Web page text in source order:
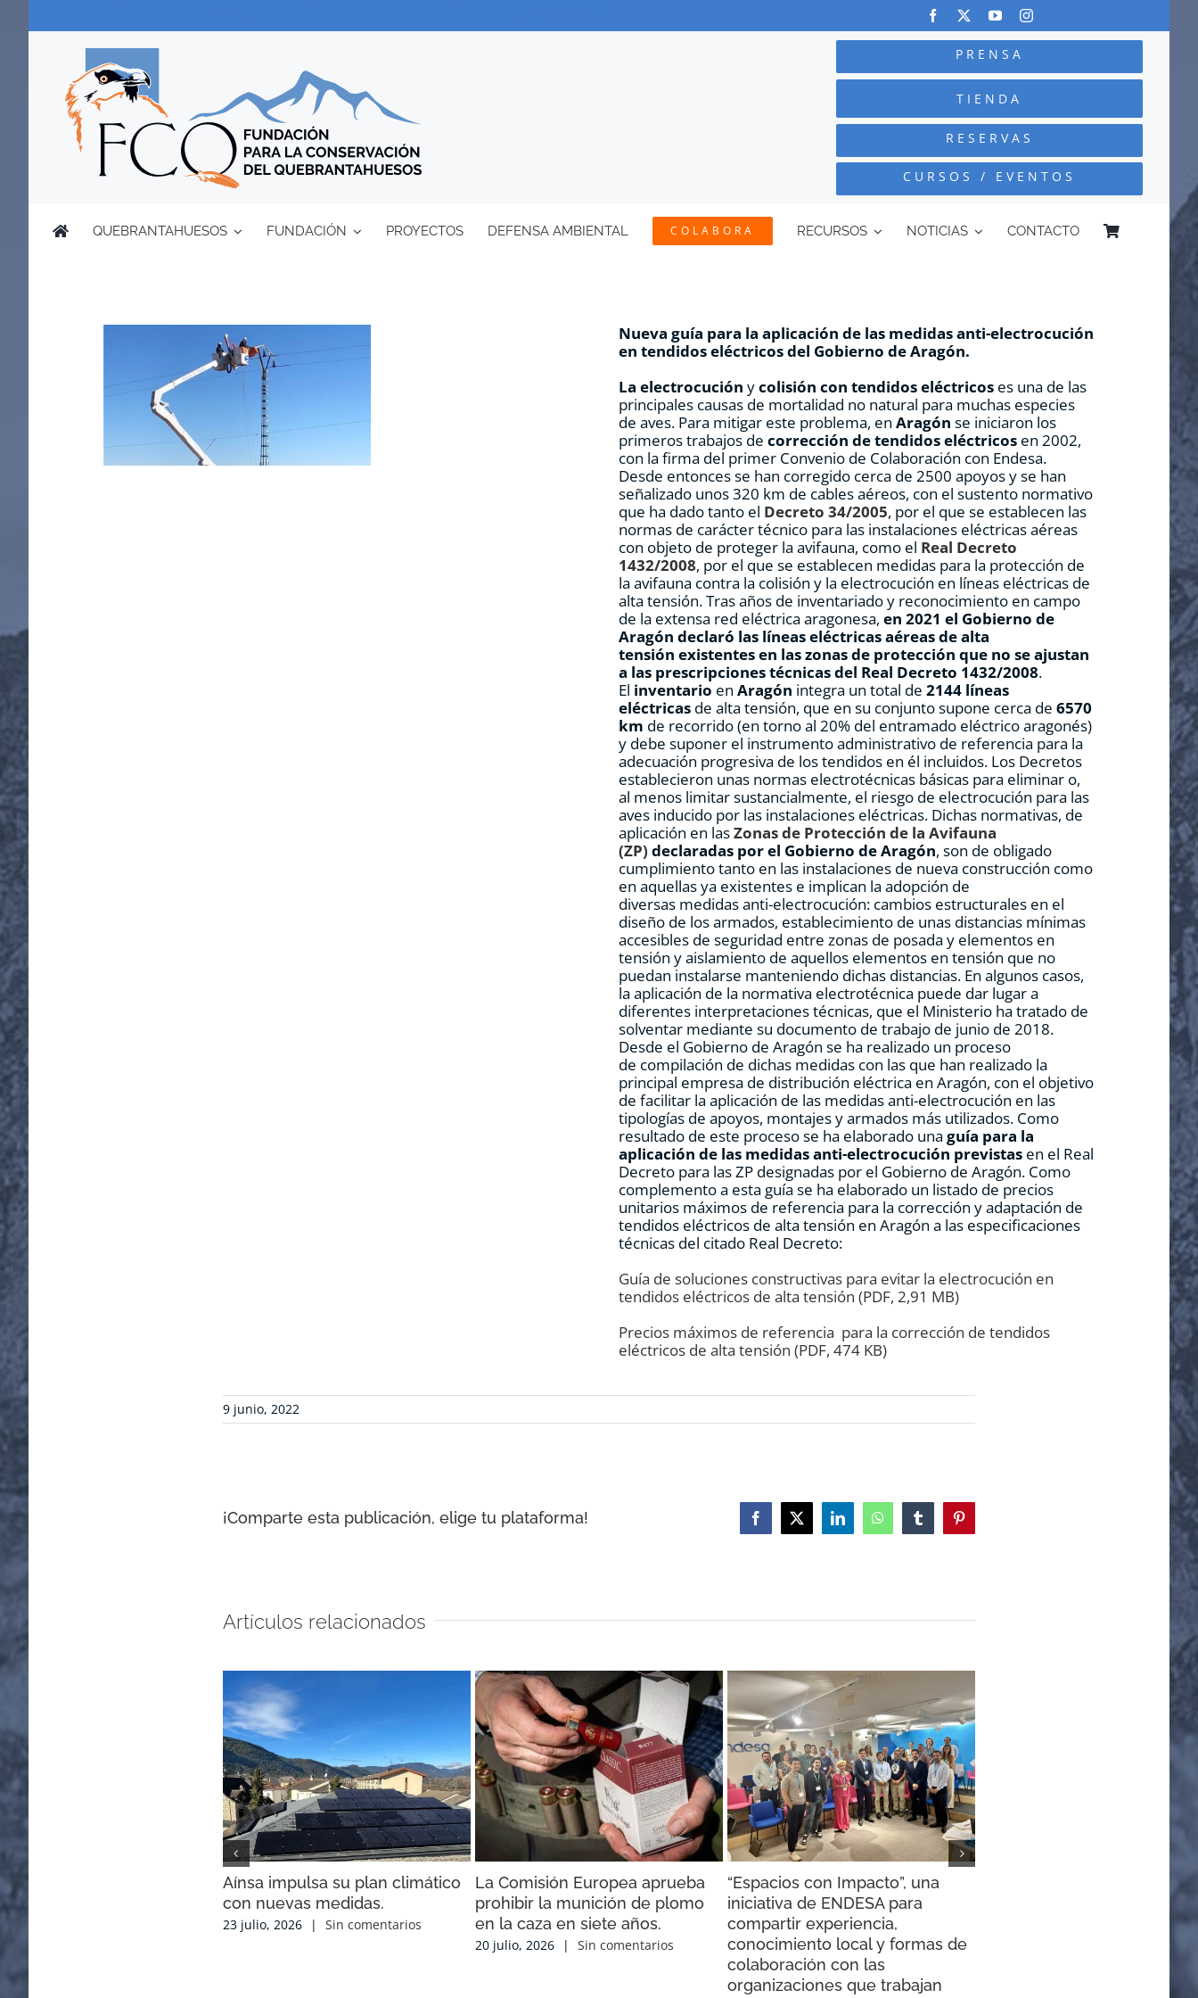
PRENSA
TIENDA
RESERVAS
CURSOS / EVENTOS
QUEBRANTAHUESOS FUNDACIÓN PROYECTOS DEFENSA AMBIENTAL COLABORA RECURSOS NOTICIAS CONTACTO
Nueva guía para la aplicación de las medidas anti-electrocución
en tendidos eléctricos del Gobierno de Aragón.
La electrocución ycolisión con tendidos eléctricos es una de las
principales causas de mortalidad no natural para muchas especies
de aves. Para mitigar este problema, enAragónse iniciaron los
primeros trabajos decorrección de tendidos eléctricos en 2002,
con la firma del primer Convenio de Colaboración con Endesa.
Desde entonces se han corregido cerca de 2500 apoyos y se han
señalizado unos 320 km de cables aéreos, con el sustento normativo
que ha dado tanto el Decreto 34/2005, por el que se establecen las
normas de carácter técnico para las instalaciones eléctricas aéreas
con objeto de proteger la avifauna, como el Real Decreto
1432/2008, por el que se establecen medidas para la protección de
la avifauna contra la colisión y la electrocución en líneas eléctricas de
alta tensión. Tras años de inventariado y reconocimiento en campo
de la extensa red eléctrica aragonesa,en 2021el Gobierno de
Aragón declaró las líneas eléctricas aéreas de alta
tensión existentes en las zonas de protección que no se ajustan
a las prescripciones técnicasdel Real Decreto 1432/2008.
El inventario enAragón integra un total de2144 líneas
eléctricas de alta tensión, que en su conjunto supone cerca de6570
km de recorrido (en torno al 20% del entramado eléctrico aragonés)
y debe suponer el instrumento administrativo de referencia para la
adecuación progresiva de los tendidos en él incluidos. Los Decretos
establecieron unas normas electrotécnicas básicas para eliminar o,
al menos limitar sustancialmente, el riesgo de electrocución para las
aves inducido por las instalaciones eléctricas. Dichas normativas, de
aplicación en lasZonas de Protección de la Avifauna
(ZP) declaradas por el Gobierno de Aragón, son de obligado
cumplimiento tanto en las instalaciones de nueva construcción como
en aquellas ya existentes e implican la adopción de
diversas medidas anti-electrocución: cambios estructurales en el
diseño de los armados, establecimiento de unas distancias mínimas
accesibles de seguridad entre zonas de posada y elementos en
tensión y aislamiento de aquellos elementos en tensión que no
puedan instalarse manteniendo dichas distancias. En algunos casos,
la aplicación de la normativa electrotécnica puede dar lugar a
diferentes interpretaciones técnicas, que el Ministerio ha tratado de
solventar mediante su documento de trabajo de junio de 2018.
Desde el Gobierno de Aragón se ha realizado un proceso
de compilación de dichas medidas con las que han realizado la
principal empresa de distribución eléctrica en Aragón, con el objetivo
de facilitar la aplicación de las medidas anti-electrocución en las
tipologías de apoyos, montajes y armados más utilizados. Como
resultado de este proceso se ha elaborado unaguía para la
aplicación de las medidas anti-electrocución previstas en el Real
Decreto para las ZP designadas por el Gobierno de Aragón. Como
complemento a esta guía se ha elaborado un listado de precios
unitarios máximos de referencia para la corrección y adaptación de
tendidos eléctricos de alta tensión en Aragón a las especificaciones
técnicas del citado Real Decreto:
Guía de soluciones constructivas para evitar la electrocución en
tendidos eléctricos de alta tensión (PDF, 2,91 MB)
Precios máximos de referencia para la corrección de tendidos
eléctricos de alta tensión (PDF, 474 KB)
9 junio, 2022
¡Comparte esta publicación, elige tu plataforma! Facebook
X LinkedInWhatsAppTumblrPinterest
Artículos relacionados
Aínsa impulsa su plan climático
con nuevas medidas.
23 julio, 2026 | Sin comentarios
La Comisión Europea aprueba
prohibir la munición de plomo
en la caza en siete años.
20 julio, 2026 | Sin comentarios
“Espacios con Impacto”, una
iniciativa de ENDESA para
compartir experiencia,
conocimiento local y formas de
colaboración con las
organizaciones que trabajan
El Congreso de Canal Roya
Sin comentarios